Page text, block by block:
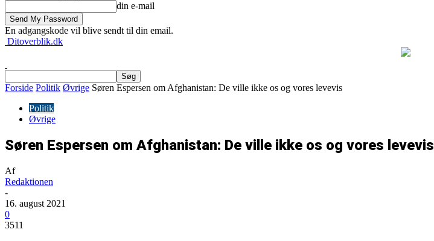
din e-mail
En adgangskode vil blive sendt til din email.
Ditoverblik.dk
Forside Politik Øvrige Søren Espersen om Afghanistan: De ville ikke os og vores levevis
Politik
Øvrige
Søren Espersen om Afghanistan: De ville ikke os og vores levevis
Af
Redaktionen
-
16. august 2021
0
3511